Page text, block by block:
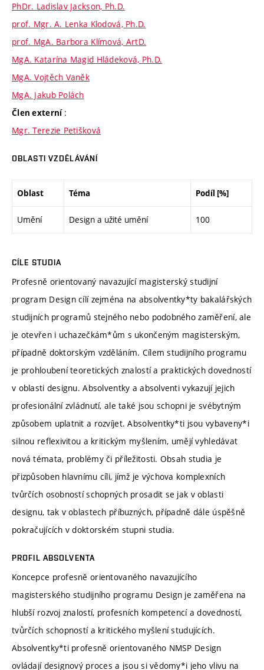
PhDr. Ladislav Jackson, Ph.D.
prof. Mgr. A. Lenka Klodová, Ph.D.
prof. MgA. Barbora Klímová, ArtD.
MgA. Katarína Magid Hládeková, Ph.D.
MgA. Vojtěch Vaněk
MgA. Jakub Polách
Člen externí :
Mgr. Terezie Petišková
OBLASTI VZDĚLÁVÁNÍ
Oblast Téma Podíl [%]
Umění Design a užité umění 100
CÍLE STUDIA
Profesně orientovaný navazující magisterský studijní
program Design cílí zejména na absolventky*ty bakalářských
studijních programů stejného nebo podobného zaměření, ale
je otevřen i uchazečkám*ům s ukončeným magisterským,
případně doktorským vzděláním. Cílem studijního programu
je prohloubení teoretických znalostí a praktických dovedností
v oblasti designu. Absolventky a absolventi vykazují jejich
profesionální zvládnutí, ale také jsou schopni je svébytným
způsobem uplatnit a rozvíjet. Absolventky*ti jsou vybaveny*i
silnou reflexivitou a kritickým myšlením, umějí vyhledávat
nová témata, problémy či příležitosti. Obsah studia je
přizpůsoben hlavnímu cíli, jímž je výchova komplexních
tvůrčích osobností schopných prosadit se jak v oblasti
designu, tak v oblastech příbuzných, případně dále úspěšně
pokračujících v doktorském stupni studia.
PROFIL ABSOLVENTA
Koncepce profesně orientovaného navazujícího
magisterského studijního programu Design je zaměřena na
hlubší rozvoj znalostí, profesních kompetencí a dovedností,
tvůrčích schopností a kritického myšlení studujících.
Absolventky*ti profesně orientovaného NMSP Design
ovládají designový proces a jsou si vědomy*i jeho vlivu na